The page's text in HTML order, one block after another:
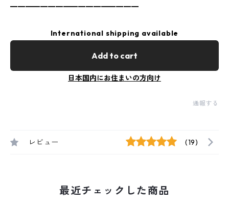
━━━━━━━━━━━━━━━━━
International shipping available
Add to cart
日本国内にお住まいの方向け
通報する
レビュー (19)
最近チェックした商品